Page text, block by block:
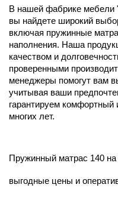
В нашей фабрике мебели
вы найдете широкий
включая пружинные
наполнения. Наша
качеством и
проверенными
менеджеры помогут вам
учитывая ваши
гарантируем комфортный
многих лет.
Пружинный матрас 140 на
выгодные цены и